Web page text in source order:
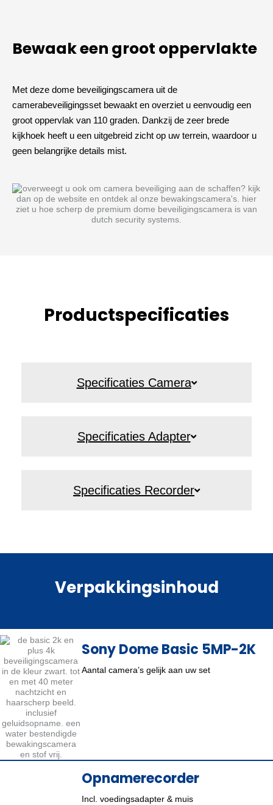
Bewaak een groot oppervlakte
Met deze dome beveiligingscamera uit de
camerabeveiligingsset bewaakt en overziet u eenvoudig een
groot oppervlak van 110 graden. Dankzij de zeer brede
kijkhoek heeft u een uitgebreid zicht op uw terrein, waardoor u
geen belangrijke details mist.
Productspecificaties
Specificaties Camera
Specificaties Adapter
Specificaties Recorder
Verpakkingsinhoud
Sony Dome Basic 5MP-2K
Aantal camera’s gelijk aan uw set
Opnamerecorder
Incl. voedingsadapter & muis